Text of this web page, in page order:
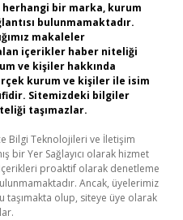
bir marka, kurum
bulunmamaktadır.
makaleler
içerikler haber niteliği
ve kişiler hakkında
kurum ve kişiler ile isim
Sitemizdeki bilgiler
taşımazlar.
Bilgi Teknolojileri ve İletişim
bir Yer Sağlayıcı olarak hizmet
proaktif olarak denetleme
Ancak, üyelerimiz
taşımakta olup, siteye üye olarak